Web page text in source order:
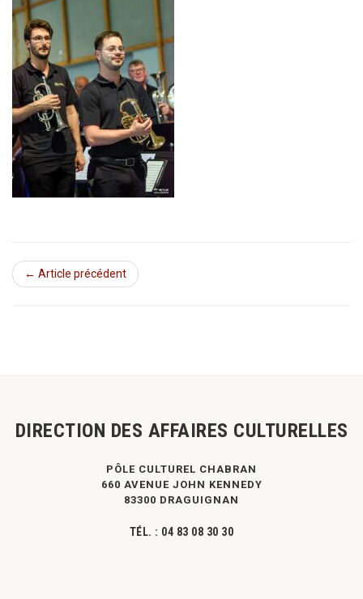
← Article précédent
DIRECTION DES AFFAIRES CULTURELLES
PÔLE CULTUREL CHABRAN
660 AVENUE JOHN KENNEDY
83300 DRAGUIGNAN
TÉL. : 04 83 08 30 30